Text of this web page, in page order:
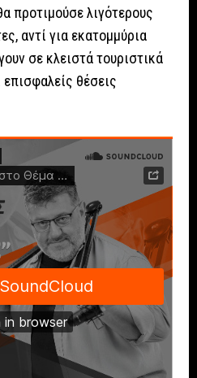
προτιμούσε λιγότερους
αντί για εκατομμύρια
σε κλειστά τουριστικά
θέσεις